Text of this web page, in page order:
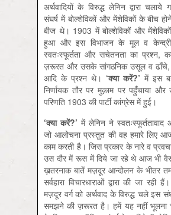
अर्थवादियों के विरुद्ध लेनिन द्वारा चलाये
संघर्ष में बोल्शेविकों और मेंशेविकों के बीच
बीज थे। 1903 में बोल्शेविकों और
हुआ और इस विभाजन के मूल व
स्वतःस्फूर्तता और सचेतनता का प्रश्न,
ज़रूरत और उसके सांगठनिक उसूल व ढाँचे,
आदि के प्रश्न थे। ‘क्या करें?’ में इस
निर्णायक तौर पर मुक़ाम पर पहुँचाया और
परिणति 1903 की पार्टी कांग्रेस में हुई।
‘क्या करें?’ में लेनिन ने
जो आलोचना प्रस्तुत की वह हमारे लिए आज
काम करती है। जिस प्रकार के नारे व प्रवचन
उस दौर में रूस में दिये जा रहे थे आज भी
ख़तरनाक बातें मज़दूर आन्दोलन के भीतर
सर्वहारा विचारधाराओं द्वारा की जा
मज़दूर वर्ग को अर्थवाद के विरुद्ध चले इस
समझने की ज़रूरत है। हमें यह नहीं भूलना